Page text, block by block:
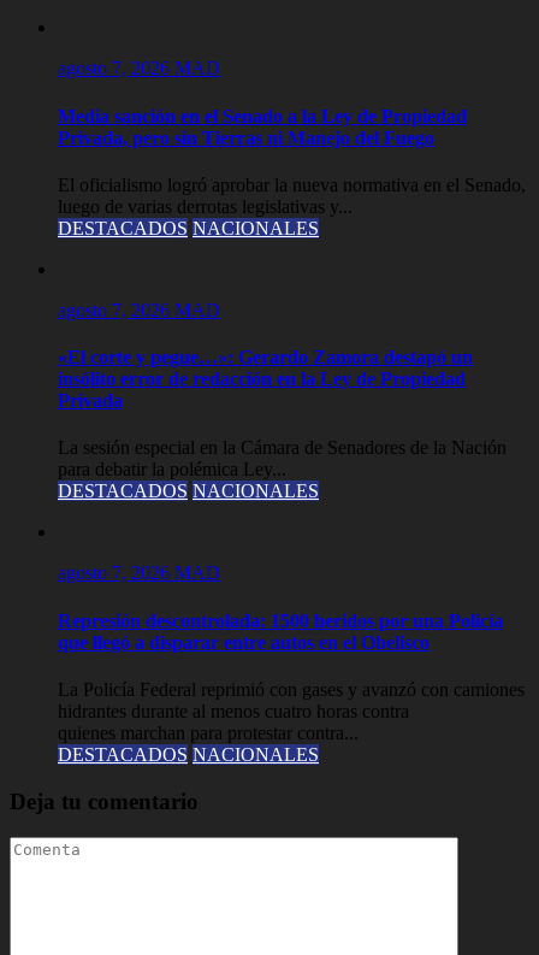
agosto 7, 2026 MAD
Media sanción en el Senado a la Ley de Propiedad
Privada, pero sin Tierras ni Manejo del Fuego
El oficialismo logró aprobar la nueva normativa en el Senado,
luego de varias derrotas legislativas y...
DESTACADOS NACIONALES
agosto 7, 2026 MAD
«El corte y pegue…»: Gerardo Zamora destapó un
insólito error de redacción en la Ley de Propiedad
Privada
La sesión especial en la Cámara de Senadores de la Nación
para debatir la polémica Ley...
DESTACADOS NACIONALES
agosto 7, 2026 MAD
Represión descontrolada: 1500 heridos por una Policía
que llegó a disparar entre autos en el Obelisco
La Policía Federal reprimió con gases y avanzó con camiones
hidrantes durante al menos cuatro horas contra
quienes marchan para protestar contra...
DESTACADOS NACIONALES
Deja tu comentario